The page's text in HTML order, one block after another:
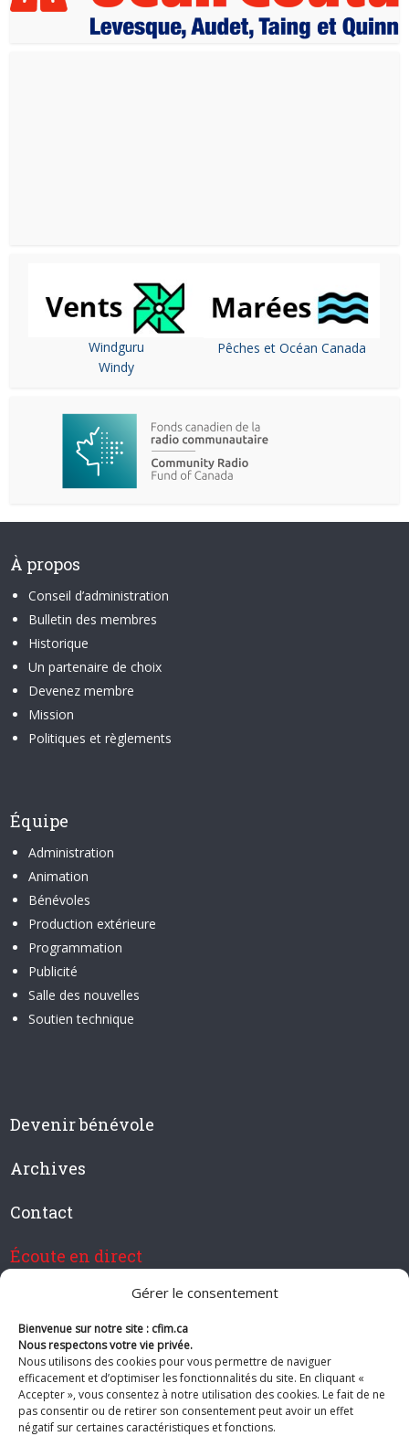
Gérer le consentement
Bienvenue sur notre site : cfim.ca
Nous respectons votre vie privée.
Nous utilisons des cookies pour vous permettre de naviguer
efficacement et d’optimiser les fonctionnalités du site. En cliquant «
Accepter », vous consentez à notre utilisation des cookies. Le fait de ne
pas consentir ou de retirer son consentement peut avoir un effet
négatif sur certaines caractéristiques et fonctions.
Windguru
Windy
Pêches et Océan Canada
À propos
Conseil d’administration
Bulletin des membres
Historique
Un partenaire de choix
Devenez membre
Mission
Politiques et règlements
Équipe
Administration
Animation
Bénévoles
Production extérieure
Programmation
Publicité
Salle des nouvelles
Soutien technique
Devenir bénévole
Archives
Contact
Écoute en direct
Devenir membre de CFIM
Suivez-nous